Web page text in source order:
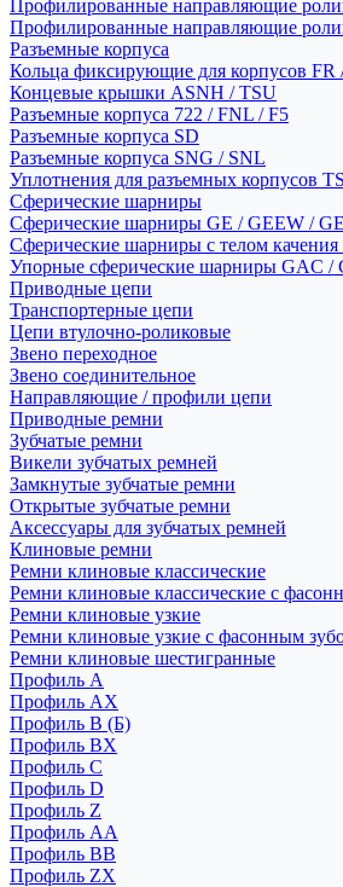
Профилированные направляющие
Профилированные направляющие
Разъемные корпуса
Кольца фиксирующие для корпусов FR
Концевые крышки ASNH / TSU
Разъемные корпуса 722 / FNL / F5
Разъемные корпуса SD
Разъемные корпуса SNG / SNL
Уплотнения для разъемных корпусов
Сферические шарниры
Сферические шарниры GE / GEEW /
Сферические шарниры с телом
Упорные сферические шарниры GAC /
Приводные цепи
Транспортерные цепи
Цепи втулочно-роликовые
Звено переходное
Звено соединительное
Направляющие / профили цепи
Приводные ремни
Зубчатые ремни
Викели зубчатых ремней
Замкнутые зубчатые ремни
Открытые зубчатые ремни
Аксессуары для зубчатых ремней
Клиновые ремни
Ремни клиновые классические
Ремни клиновые классические с
Ремни клиновые узкие
Ремни клиновые узкие с фасонным
Ремни клиновые шестигранные
Профиль A
Профиль AX
Профиль B (Б)
Профиль BX
Профиль C
Профиль D
Профиль Z
Профиль АА
Профиль BB
Профиль ZX